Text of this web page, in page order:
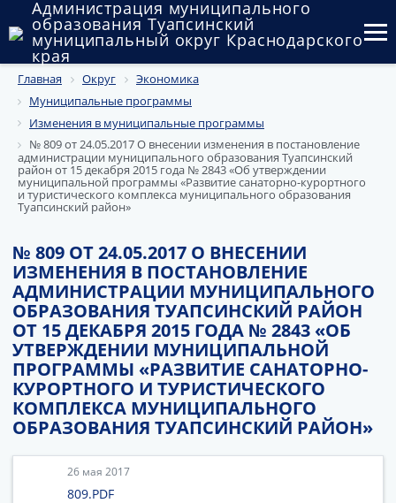
Администрация муниципального
образования Туапсинский
муниципальный округ Краснодарского
края
Округ
Администрация
Муниципальные закупки
Государственный и муниципальный контроль
Публичные слушания и общественные обсуждения
Документы
Главная Округ
Экономика
Муниципальные программы
Изменения в муниципальные программы
№ 809 от 24.05.2017 О внесении изменения в постановление
администрации муниципального образования Туапсинский
район от 15 декабря 2015 года № 2843 «Об утверждении
муниципальной программы «Развитие санаторно-курортного
и туристического комплекса муниципального образования
Туапсинский район»
№ 809 ОТ 24.05.2017 О ВНЕСЕНИИ
ИЗМЕНЕНИЯ В ПОСТАНОВЛЕНИЕ
АДМИНИСТРАЦИИ МУНИЦИПАЛЬНОГО
ОБРАЗОВАНИЯ ТУАПСИНСКИЙ РАЙОН
ОТ 15 ДЕКАБРЯ 2015 ГОДА № 2843 «ОБ
УТВЕРЖДЕНИИ МУНИЦИПАЛЬНОЙ
ПРОГРАММЫ «РАЗВИТИЕ САНАТОРНО-
КУРОРТНОГО И ТУРИСТИЧЕСКОГО
КОМПЛЕКСА МУНИЦИПАЛЬНОГО
ОБРАЗОВАНИЯ ТУАПСИНСКИЙ РАЙОН»
26 мая 2017
809.PDF